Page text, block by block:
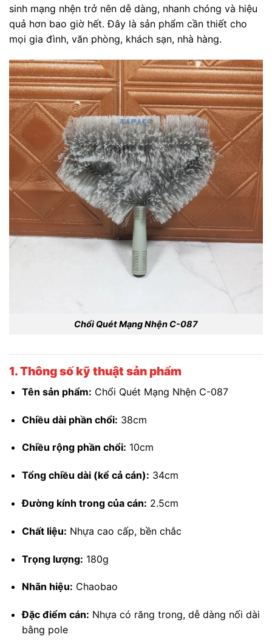
sinh mạng nhện trở nên dễ dàng, nhanh chóng và hiệu
quả hơn bao giờ hết. Đây là sản phẩm cần thiết cho
mọi gia đình, văn phòng, khách sạn, nhà hàng.
Chổi Quét Mạng Nhện C-087
1. Thông số kỹ thuật sản phẩm
Tên sản phẩm: Chổi Quét Mạng Nhện C-087
Chiều dài phần chổi: 38cm
Chiều rộng phần chổi: 10cm
Tổng chiều dài (kể cả cán): 34cm
Đường kính trong của cán: 2.5cm
Chất liệu: Nhựa cao cấp, bền chắc
Trọng lượng: 180g
Nhãn hiệu: Chaobao
Đặc điểm cán: Nhựa có răng trong, dễ dàng nối dài
bằng pole